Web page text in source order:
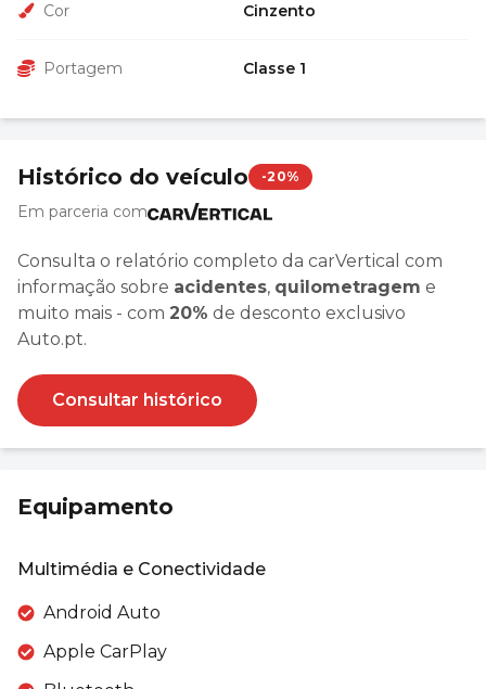
Cor Cinzento
Portagem Classe 1
Histórico do veículo -20%
Em parceria com
Consulta o relatório completo da carVertical com
informação sobre acidentes, quilometragem e
muito mais - com 20% de desconto exclusivo
Auto.pt.
Consultar histórico
Equipamento
Multimédia e Conectividade
Android Auto
Apple CarPlay